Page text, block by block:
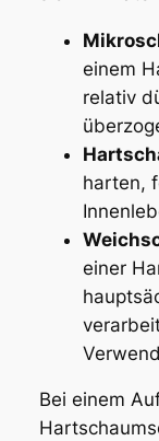
einem
relativ
harten,
einer
Bei einem